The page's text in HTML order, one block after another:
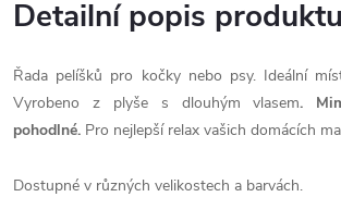
Detailní popis produktu
Řada pelíšků pro kočky nebo psy. Ideální
Vyrobeno z plyše s dlouhým vlasem.
pohodlné. Pro nejlepší relax vašich domácích
Dostupné v různých velikostech a barvách.